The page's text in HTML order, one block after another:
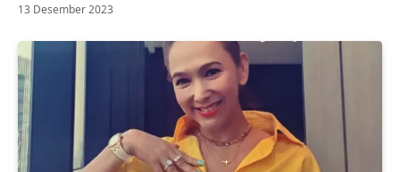
13 Desember 2023